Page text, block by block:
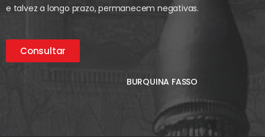
e talvez a longo prazo, permanecem negativas.
Consultar
BURQUINA FASSO